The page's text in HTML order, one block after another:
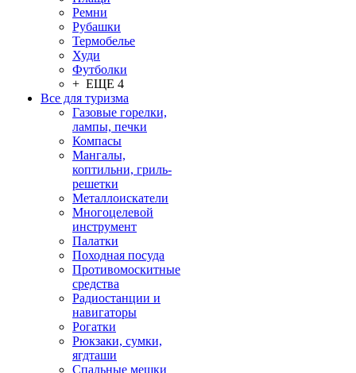
Ремни
Рубашки
Термобелье
Худи
Футболки
+ ЕЩЕ 4
Все для туризма
Газовые горелки,
лампы, печки
Компасы
Мангалы,
коптильни, гриль-
решетки
Металлоискатели
Многоцелевой
инструмент
Палатки
Походная посуда
Противомоскитные
средства
Радиостанции и
навигаторы
Рогатки
Рюкзаки, сумки,
ягдташи
Спальные мешки